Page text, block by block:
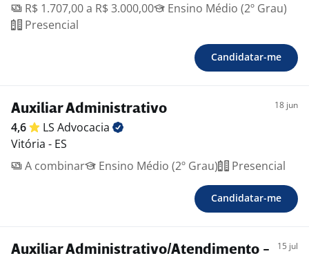
R$ 1.707,00 a R$ 3.000,00
Ensino Médio (2º Grau)
Presencial
Candidatar-me
Auxiliar Administrativo 18 jun
4,6 LS Advocacia
Vitória - ES
A combinar
Ensino Médio (2º Grau) Presencial
Candidatar-me
Auxiliar Administrativo/Atendimento -
15 jul